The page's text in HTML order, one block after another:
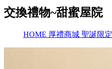
交換禮物~甜蜜屋院
HOME 厚禮商城 聖誕限